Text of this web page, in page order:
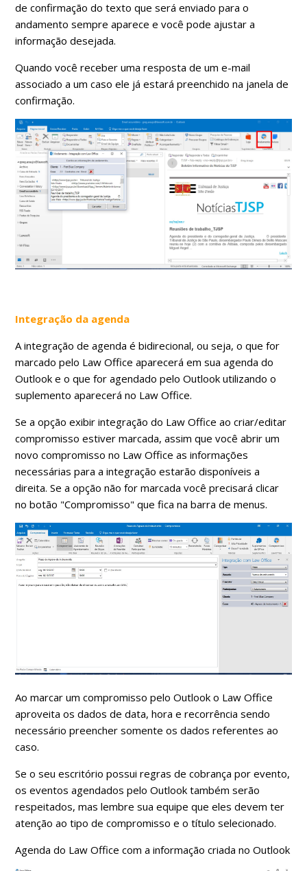
de confirmação do texto que será enviado para o
andamento sempre aparece e você pode ajustar a
informação desejada.
Quando você receber uma resposta de um e-mail
associado a um caso ele já estará preenchido na janela de
confirmação.
Integração da agenda
A integração de agenda é bidirecional, ou seja, o que for
marcado pelo Law Office aparecerá em sua agenda do
Outlook e o que for agendado pelo Outlook utilizando o
suplemento aparecerá no Law Office.
Se a opção exibir integração do Law Office ao criar/editar
compromisso estiver marcada, assim que você abrir um
novo compromisso no Law Office as informações
necessárias para a integração estarão disponíveis a
direita. Se a opção não for marcada você precisará clicar
no botão "Compromisso" que fica na barra de menus.
Ao marcar um compromisso pelo Outlook o Law Office
aproveita os dados de data, hora e recorrência sendo
necessário preencher somente os dados referentes ao
caso.
Se o seu escritório possui regras de cobrança por evento,
os eventos agendados pelo Outlook também serão
respeitados, mas lembre sua equipe que eles devem ter
atenção ao tipo de compromisso e o título selecionado.
Agenda do Law Office com a informação criada no Outlook